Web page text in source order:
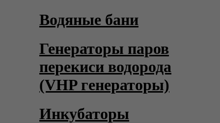
Водяные бани
Генераторы паров
перекиси водорода
(VHP генераторы)
Инкубаторы